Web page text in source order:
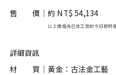
售 價 約 NT$ 54,134
以上價格為已含工資的今日即時
詳細資訊
材 質
黃金：古法金工藝